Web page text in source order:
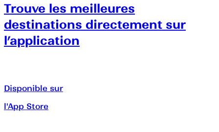
Trouve les meilleures
destinations directement sur
l’application
Disponible sur
l'App Store